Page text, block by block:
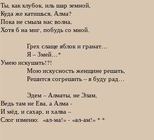
Ты, как клубок, иль шар земной,
Куда же катишься, Алма?
Пока не смыла нас волна,
Хотя б на миг, побудь со мной.
Грех слаще яблок и гранат…
Я – Змей…*
Умею искушать!?!
Мою искусность женщине решать,
Решится согрешить – я буду рад…
Эдем – Алматы, не Элам,
Ведь там не Ева, а Алма -
И мёд, и сахар, и халва –
Слог изменю: «ал-ма!» - «ал-ам!» * *